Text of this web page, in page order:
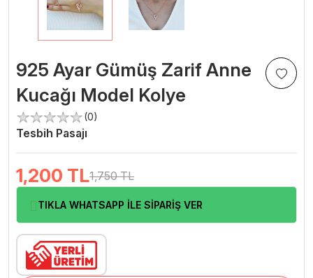
925 Ayar Gümüş Zarif Anne
Kucağı Model Kolye
(0)
Tesbih Pasajı
1,200 TL1,750 TL
TIKLA WHATSAPP İLE SİPARİŞ VER